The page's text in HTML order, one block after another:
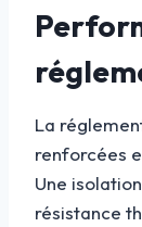
La
renforcées
Une
résistance